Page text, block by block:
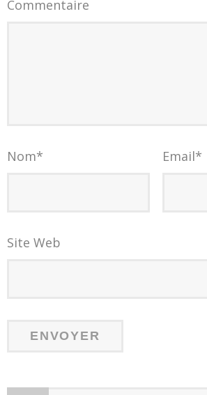
Commentaire
Nom* Email*
Site Web